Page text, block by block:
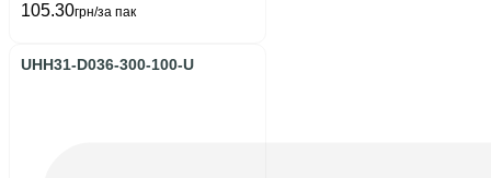
105.30грн/за пак
UHH31-D036-300-100-U